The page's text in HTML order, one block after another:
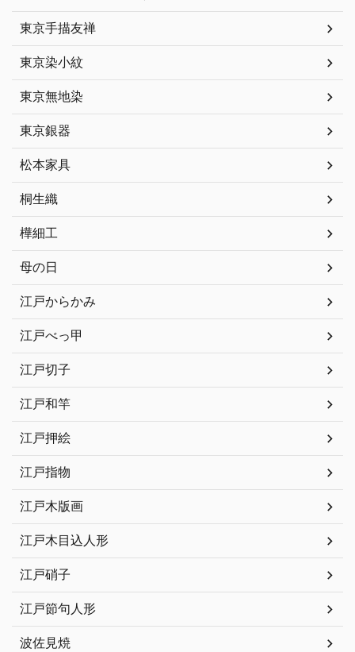
東京手描友禅
東京染小紋
東京無地染
東京銀器
松本家具
桐生織
樺細工
母の日
江戸からかみ
江戸べっ甲
江戸切子
江戸和竿
江戸押絵
江戸指物
江戸木版画
江戸木目込人形
江戸硝子
江戸節句人形
波佐見焼